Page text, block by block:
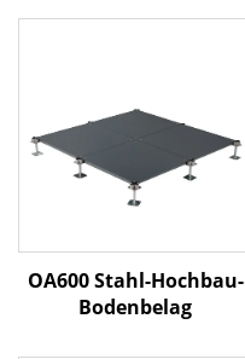
OA600 Stahl-Hochbau-
Bodenbelag